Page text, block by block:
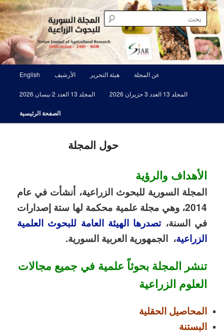
تخطي
إلى
المحتوى
الأساسيالمجلة السورية للبحوث الزراعية SJAR
مجلة علمية محكمة تصدرها الهيئة العامة للبحوث العلمية الزراعية
English الأرشيف هيئة التحرير عن المجلة
المجلد 13 العدد 2 نيسان 2026 المجلد 13 العدد 3 حزيران 2026
الصفحة الرئيسية
حول المجلة
الأهداف والرؤية
المجلة السورية للبحوث الزراعية، أنشأت في عام
2014، وهي مجلة علمية محكمة لها ستة إصدارات
في السنة،تصدرها الهيئة العامة للبحوث العلمية
الزراعية، الجمهورية العربية السورية.
تنشر المجلة بحوثاً علمية في جميع مجالات
العلوم الزراعية
المحاصيل الحقلية
البستنة